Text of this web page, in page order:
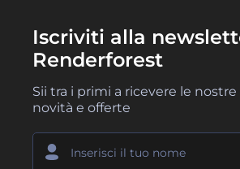
Iscriviti alla
Renderforest
Sii tra i primi a ricevere le
novità e offerte